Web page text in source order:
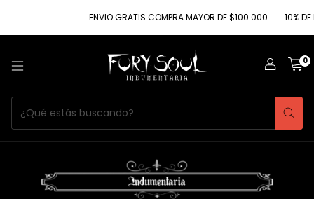
ENVIO GRATIS COMPRA MAYOR DE $100.000 10% DE DESCUENTO
0